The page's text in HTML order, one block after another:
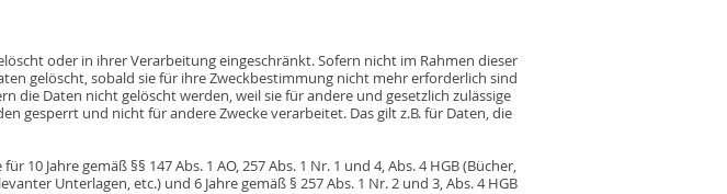
oder in ihrer Verarbeitung eingeschränkt. Sofern nicht im Rahmen dieser
gelöscht, sobald sie für ihre Zweckbestimmung nicht mehr erforderlich sind
die Daten nicht gelöscht werden, weil sie für andere und gesetzlich zulässige
gesperrt und nicht für andere Zwecke verarbeitet. Das gilt z.B. für Daten, die
Jahre gemäß §§ 147 Abs. 1 AO, 257 Abs. 1 Nr. 1 und 4, Abs. 4 HGB (Bücher,
Unterlagen, etc.) und 6 Jahre gemäß § 257 Abs. 1 Nr. 2 und 3, Abs. 4 HGB